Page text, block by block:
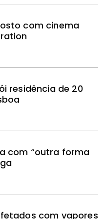
com cinema
residência de 20
com “outra forma
com vapores